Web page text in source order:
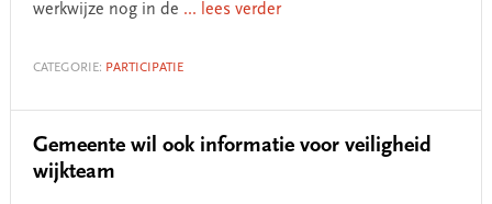
werkwijze nog in de ... lees verder
CATEGORIE: PARTICIPATIE
Gemeente wil ook informatie voor veiligheid
wijkteam